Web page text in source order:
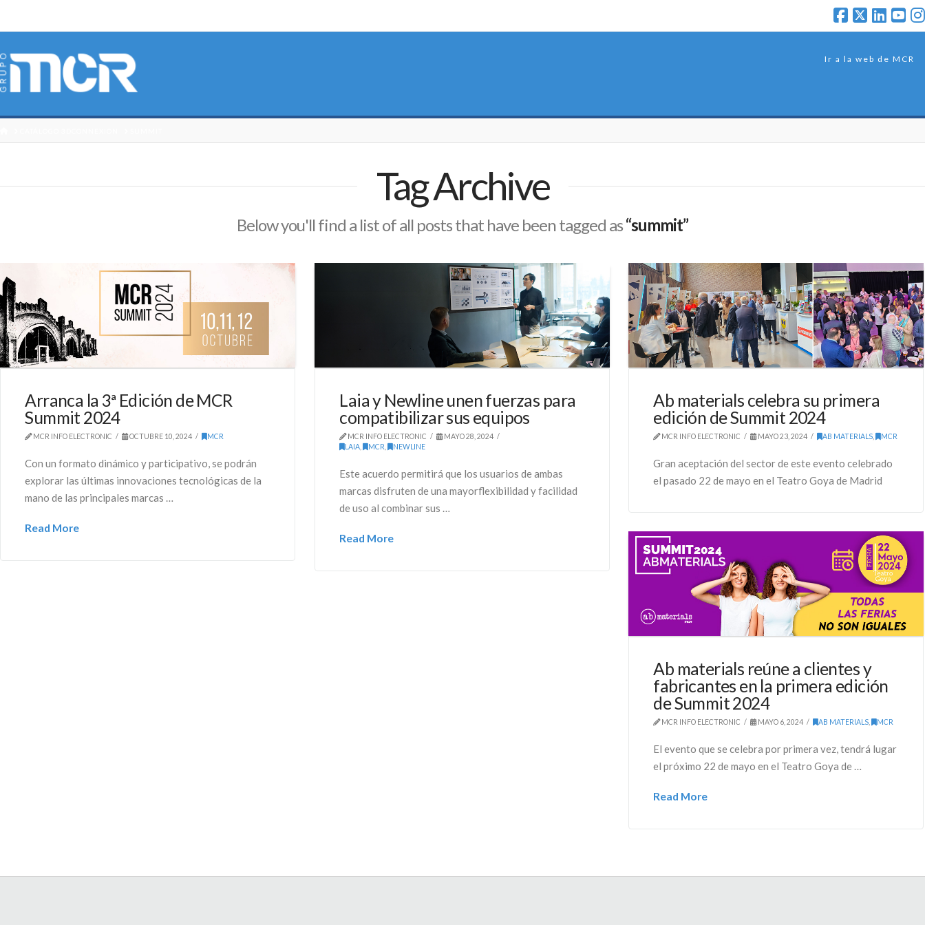
Ir a la web de MCR
Tag Archive
Below you'll find a list of all posts that have been tagged as“summit”
Arranca la 3ª Edición de MCR
Summit 2024
MCR INFO ELECTRONIC OCTUBRE 10, 2024 MCR
Con un formato dinámico y participativo, se podrán
explorar las últimas innovaciones tecnológicas de la
mano de las principales marcas …
Read More
Laia y Newline unen fuerzas para
compatibilizar sus equipos
MCR INFO ELECTRONIC
MAYO 28, 2024
LAIA , MCR , NEWLINE
Este acuerdo permitirá que los usuarios de ambas
marcas disfruten de una mayorflexibilidad y facilidad
de uso al combinar sus …
Read More
Ab materials celebra su primera
edición de Summit 2024
MCR INFO ELECTRONIC MAYO 23, 2024 AB MATERIALS , MCR
Gran aceptación del sector de este evento celebrado
el pasado 22 de mayo en el Teatro Goya de Madrid
Ab materials reúne a clientes y
fabricantes en la primera edición
de Summit 2024
MCR INFO ELECTRONIC MAYO 6, 2024 AB MATERIALS , MCR
El evento que se celebra por primera vez, tendrá lugar
el próximo 22 de mayo en el Teatro Goya de …
Read More